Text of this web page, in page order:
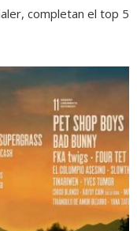
completan el top 5